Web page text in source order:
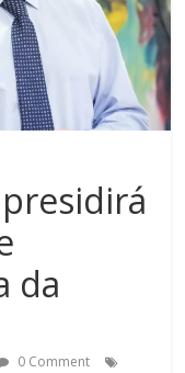
da
0 Comment